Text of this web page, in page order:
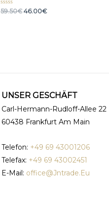
Bewertet
59.50€ 46.00€
UNSER GESCHÄFT
Carl-Hermann-Rudloff-Allee 22
60438 Frankfurt Am Main
Telefon: +49 69 43001206
Telefax: +49 69 43002451
E-Mail: office@Jntrade.Eu